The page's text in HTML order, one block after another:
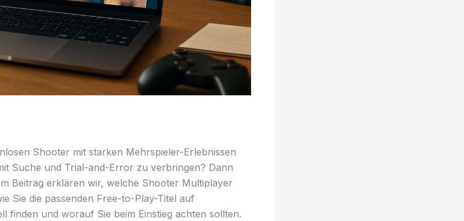
Shooter mit starken Mehrspieler-Erlebnissen
Suche und Trial-and-Error zu verbringen? Dann
Beitrag erklären wir, welche Shooter Multiplayer
Sie die passenden Free-to-Play-Titel auf
finden und worauf Sie beim Einstieg achten sollten.